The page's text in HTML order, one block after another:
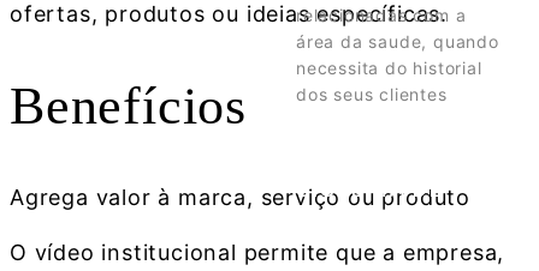
relacionadas com a
área da saude, quando
necessita do historial
dos seus clientes
SISTEMA DE
ofertas, produtos ou ideias específicas.
Benefícios
Agrega valor à marca, serviço ou produto
O vídeo institucional permite que a empresa,